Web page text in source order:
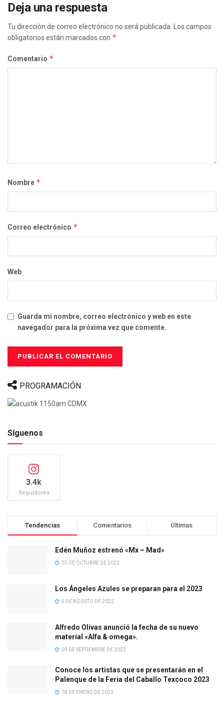
Deja una respuesta
Tu dirección de correo electrónico no será publicada.
Los campos
obligatorios están marcados con *
Comentario *
Nombre *
Correo electrónico *
Web
Guarda mi nombre, correo electrónico y web en este
navegador para la próxima vez que comente.
PROGRAMACIÓN
Síguenos
3.4k
Seguidores
Tendencias Comentarios Últimas
Edén Muñoz estrenó «Mx – Mad»
25 DE OCTUBRE DE 2022
Los Ángeles Azules se preparan para el 2023
5 DE AGOSTO DE 2022
Alfredo Olivas anunció la fecha de su nuevo
material «Alfa & omega».
29 DE SEPTIEMBRE DE 2022
Conoce los artistas que se presentarán en el
Palenque de la Feria del Caballo Texcoco 2023
18 DE ENERO DE 2023